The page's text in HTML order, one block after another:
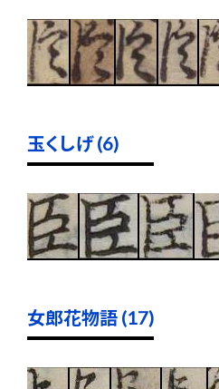
玉くしげ (6)
女郎花物語 (17)